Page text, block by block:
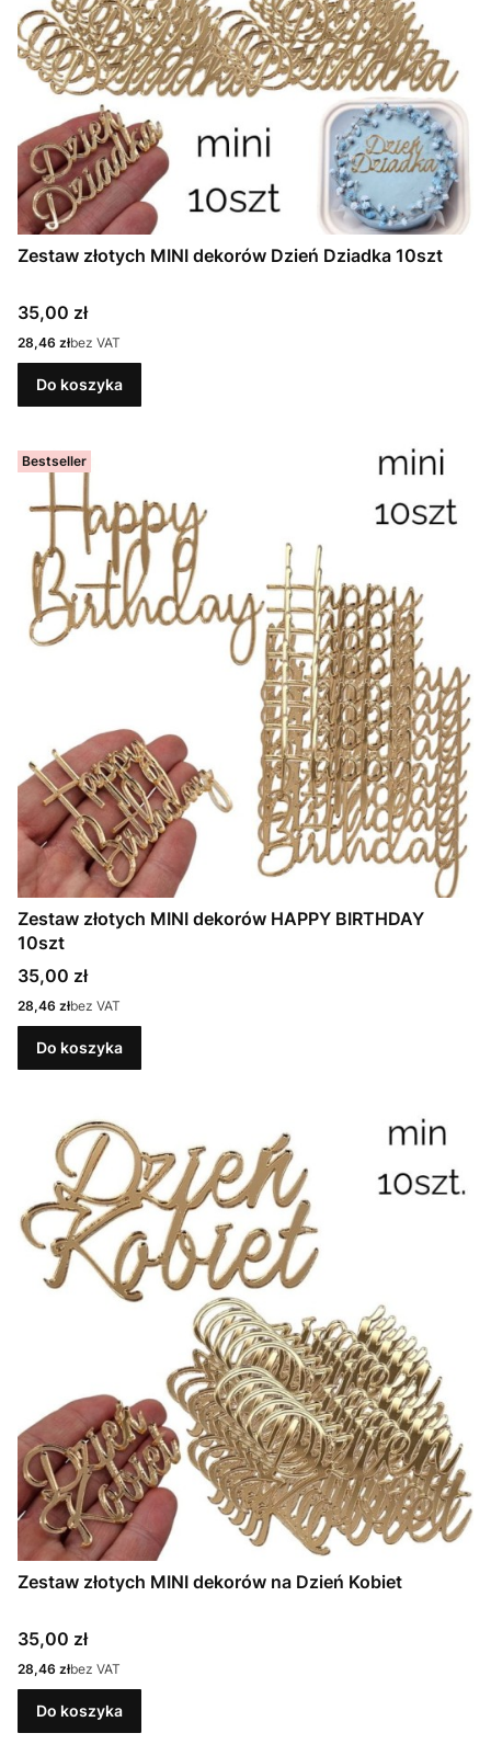
Zestaw złotych MINI dekorów Dzień Dziadka 10szt
Cena
35,00 zł
Cena
28,46 złbez VAT
Do koszyka
Bestseller
Zestaw złotych MINI dekorów HAPPY BIRTHDAY
10szt
Cena
35,00 zł
Cena
28,46 złbez VAT
Do koszyka
Zestaw złotych MINI dekorów na Dzień Kobiet
Cena
35,00 zł
Cena
28,46 złbez VAT
Do koszyka